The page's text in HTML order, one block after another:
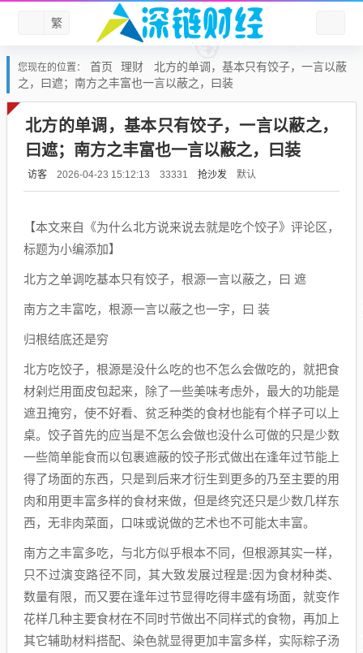
繁
您现在的位置： 首页 理财
北方的单调，基本只有饺子，一言以蔽
之，曰遮；南方之丰富也一言以蔽之，曰装
北方的单调，基本只有饺子，一言以蔽之，
曰遮；南方之丰富也一言以蔽之，曰装
访客 2026-04-23 15:12:13 33331 抢沙发 默认
【本文来自《为什么北方说来说去就是吃个饺子》评论区，
标题为小编添加】
北方之单调吃基本只有饺子，根源一言以蔽之，曰 遮
南方之丰富吃，根源一言以蔽之也一字，曰 装
归根结底还是穷
北方吃饺子，根源是没什么吃的也不怎么会做吃的，就把食
材剁烂用面皮包起来，除了一些美味考虑外，最大的功能是
遮丑掩穷，使不好看、贫乏种类的食材也能有个样子可以上
桌。饺子首先的应当是不怎么会做也没什么可做的只是少数
一些简单能食而以包裹遮蔽的饺子形式做出在逢年过节能上
得了场面的东西，只是到后来才衍生到更多的乃至主要的用
肉和用更丰富多样的食材来做，但是终究还只是少数几样东
西，无非肉菜面，口味或说做的艺术也不可能太丰富。
南方之丰富多吃，与北方似乎根本不同，但根源其实一样，
只不过演变路径不同，其大致发展过程是:因为食材种类、
数量有限，而又要在逢年过节显得吃得丰盛有场面，就变作
花样几种主要食材在不同时节做出不同样式的食物，再加上
其它辅助材料搭配、染色就显得更加丰富多样，实际粽子汤